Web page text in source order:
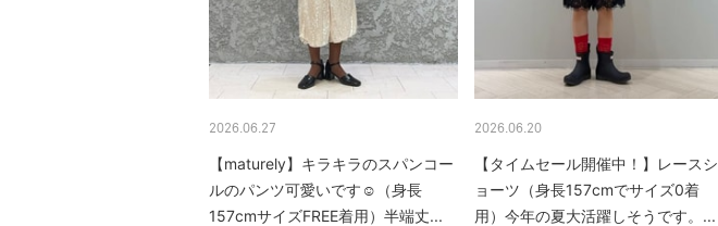
2026.06.27
【maturely】キラキラのスパンコー
ルのパンツ可愛いです☺︎（身長
157cmサイズFREE着用）半端丈...
2026.06.20
【タイムセール開催中！】レースシ
ョーツ（身長157cmでサイズ0着
用）今年の夏大活躍しそうです。...